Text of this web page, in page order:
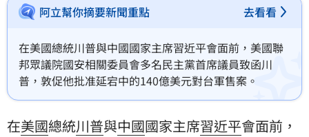
阿立幫你摘要新聞重點 去看看
在美國總統川普與中國國家主席習近平會面前，美國聯
邦眾議院國安相關委員會多名民主黨首席議員致函川
普，敦促他批准延宕中的140億美元對台軍售案。
在美國總統川普與中國國家主席習近平會面前，